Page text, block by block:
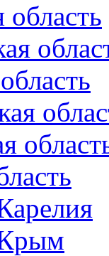
область